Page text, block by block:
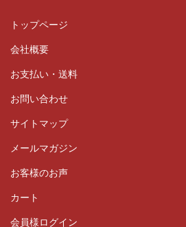
トップページ
会社概要
お支払い・送料
お問い合わせ
サイトマップ
メールマガジン
お客様のお声
カート
会員様ログイン